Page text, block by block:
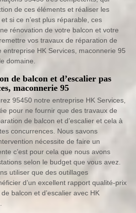
de ces éléments et réaliser les
si ce n’est plus réparable, ces
rénovation de votre balcon et votre
vos travaux de réparation de
entreprise HK Services, maconnerie 95
domaine.
de balcon et d’escalier pas
maconnerie 95
95450 notre entreprise HK Services,
pour ne fournir que des travaux de
de balcon et d’escalier et cela à
concurrences. Nous savons
nécessite de faire un
c’est pour cela que nous avons
selon le budget que vous avez.
utiliser que des outillages
d’un excellent rapport qualité-prix
balcon et d’escalier avec HK